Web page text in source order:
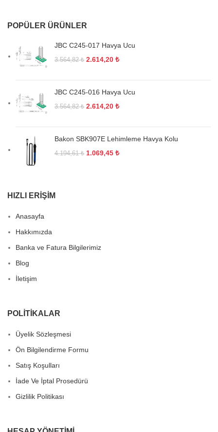
POPÜLER ÜRÜNLER
JBC C245-017 Havya Ucu
3.564,82₺ 2.614,20 ₺
JBC C245-016 Havya Ucu
3.564,82₺ 2.614,20 ₺
Bakon SBK907E Lehimleme Havya Kolu
4.194,61₺ 1.069,45 ₺
HIZLI ERIŞIM
Anasayfa
Hakkımızda
Banka ve Fatura Bilgilerimiz
Blog
İletişim
POLITIKALAR
Üyelik Sözleşmesi
Ön Bilgilendirme Formu
Satış Koşulları
İade Ve İptal Prosedürü
Gizlilik Politikası